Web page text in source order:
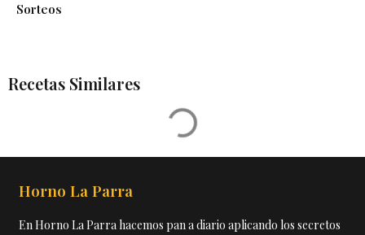
Sorteos
Recetas Similares
Horno La Parra
En Horno La Parra hacemos pan a diario aplicando los secretos